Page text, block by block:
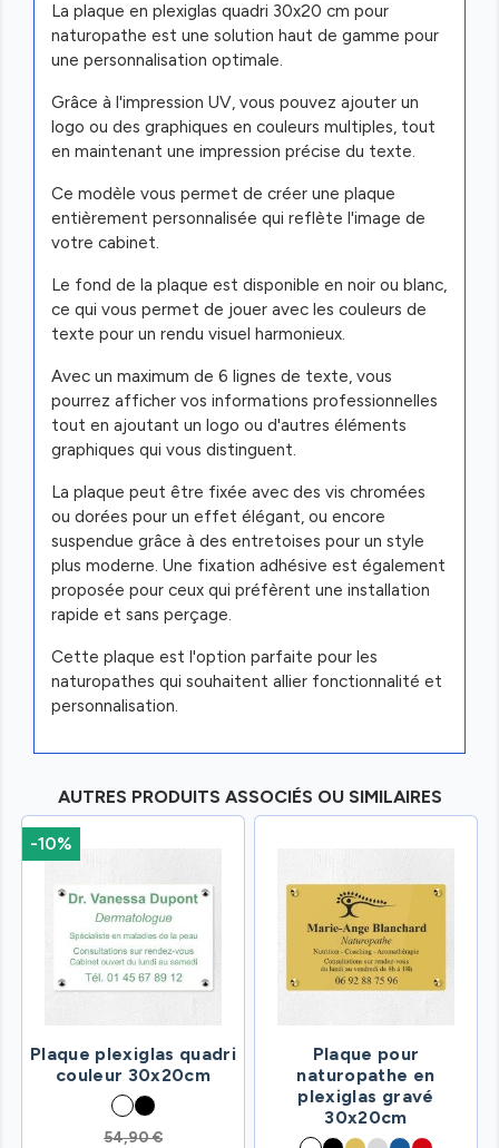
La plaque en plexiglas quadri 30x20 cm pour
naturopathe est une solution haut de gamme pour
une personnalisation optimale.
Grâce à l'impression UV, vous pouvez ajouter un
logo ou des graphiques en couleurs multiples, tout
en maintenant une impression précise du texte.
Ce modèle vous permet de créer une plaque
entièrement personnalisée qui reflète l'image de
votre cabinet.
Le fond de la plaque est disponible en noir ou blanc,
ce qui vous permet de jouer avec les couleurs de
texte pour un rendu visuel harmonieux.
Avec un maximum de 6 lignes de texte, vous
pourrez afficher vos informations professionnelles
tout en ajoutant un logo ou d'autres éléments
graphiques qui vous distinguent.
La plaque peut être fixée avec des vis chromées
ou dorées pour un effet élégant, ou encore
suspendue grâce à des entretoises pour un style
plus moderne. Une fixation adhésive est également
proposée pour ceux qui préfèrent une installation
rapide et sans perçage.
Cette plaque est l'option parfaite pour les
naturopathes qui souhaitent allier fonctionnalité et
personnalisation.
AUTRES PRODUITS ASSOCIÉS OU SIMILAIRES
Plaque plexiglas quadri
couleur 30x20cm
54,90 €
-10%
Plaque pour
naturopathe en
plexiglas gravé
30x20cm